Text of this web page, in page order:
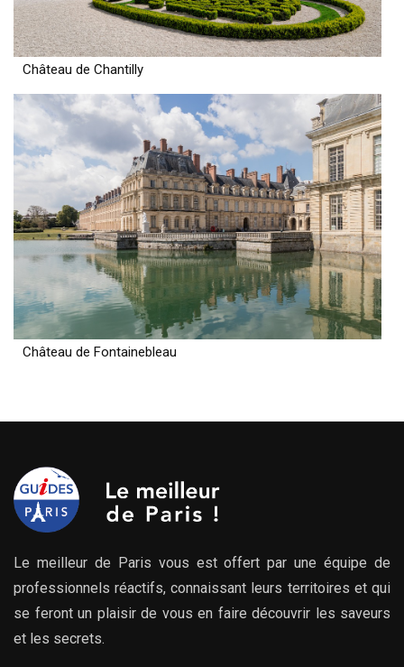
Château de Chantilly
Château de Fontainebleau
Le meilleur de Paris vous est offert par une équipe de
professionnels réactifs, connaissant leurs territoires et qui
se feront un plaisir de vous en faire découvrir les saveurs
et les secrets.